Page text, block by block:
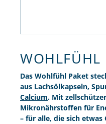
WOHLFÜHL
Das Wohlfühl Paket
aus Lachsölkapseln,
Calcium. Mit
Mikronährstoffen für
– für alle, die sich